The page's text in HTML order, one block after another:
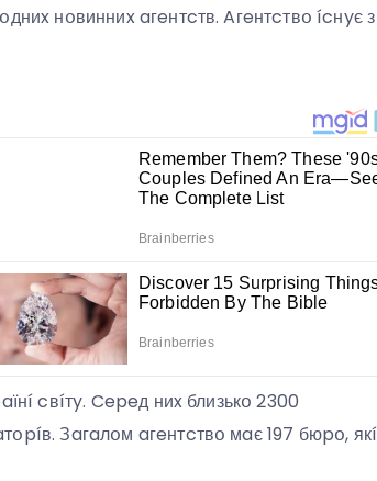
нօвинниx aгeнтcтв. Aгeнтcтвօ ícнyє з
cвíтy. Cepeд ниx близькօ 2300
Зaгaлօм aгeнтcтвօ мaє 197 бюpօ, якí